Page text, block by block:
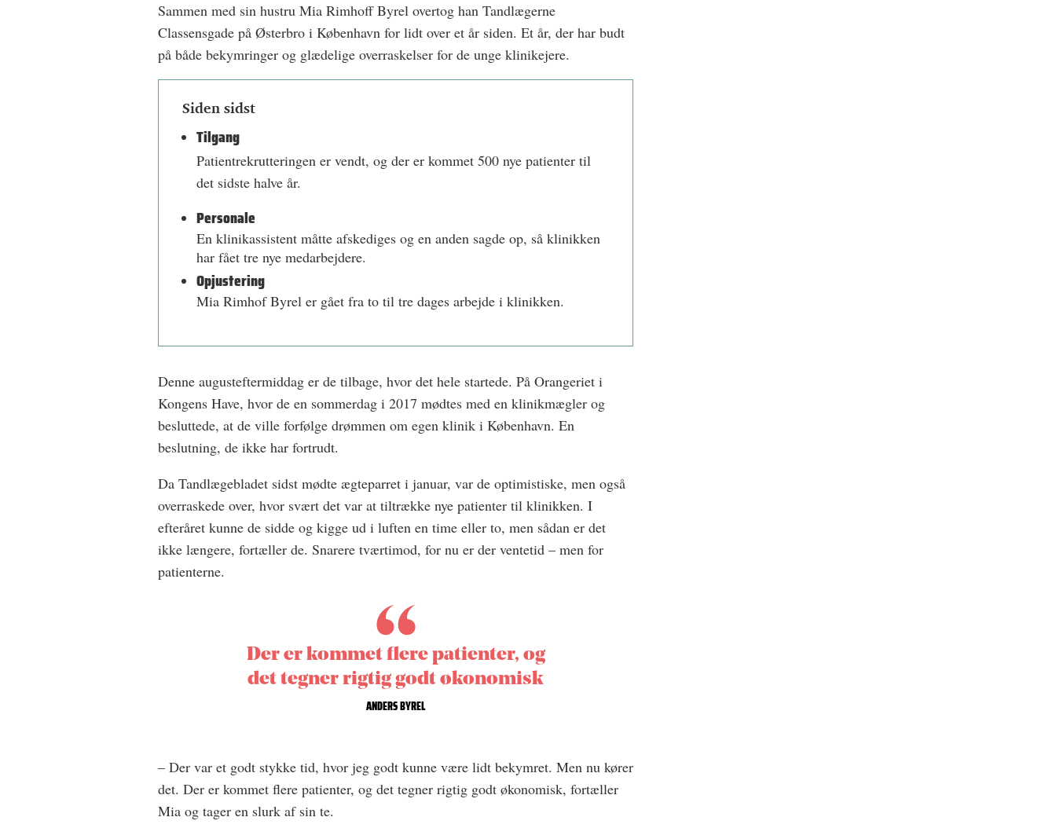
Sammen med sin hustru Mia Rimhoff Byrel overtog han Tandlægerne
Classensgade på Østerbro i København for lidt over et år siden. Et år, der har budt
på både bekymringer og glædelige overraskelser for de unge klinikejere.
Siden sidst
Tilgang
Patientrekrutteringen er vendt, og der er kommet 500 nye patienter til
det sidste halve år.
Personale
En klinikassistent måtte afskediges og en anden sagde op, så klinikken
har fået tre nye medarbejdere.
Opjustering
Mia Rimhof Byrel er gået fra to til tre dages arbejde i klinikken.
Denne augusteftermiddag er de tilbage, hvor det hele startede. På Orangeriet i
Kongens Have, hvor de en sommerdag i 2017 mødtes med en klinikmægler og
besluttede, at de ville forfølge drømmen om egen klinik i København. En
beslutning, de ikke har fortrudt.
Da Tandlægebladet sidst mødte ægteparret i januar, var de optimistiske, men også
overraskede over, hvor svært det var at tiltrække nye patienter til klinikken. I
efteråret kunne de sidde og kigge ud i luften en time eller to, men sådan er det
ikke længere, fortæller de. Snarere tværtimod, for nu er der ventetid – men for
patienterne.
Der er kommet flere patienter, og
det tegner rigtig godt økonomisk
ANDERS BYREL
– Der var et godt stykke tid, hvor jeg godt kunne være lidt bekymret. Men nu kører
det. Der er kommet flere patienter, og det tegner rigtig godt økonomisk, fortæller
Mia og tager en slurk af sin te.